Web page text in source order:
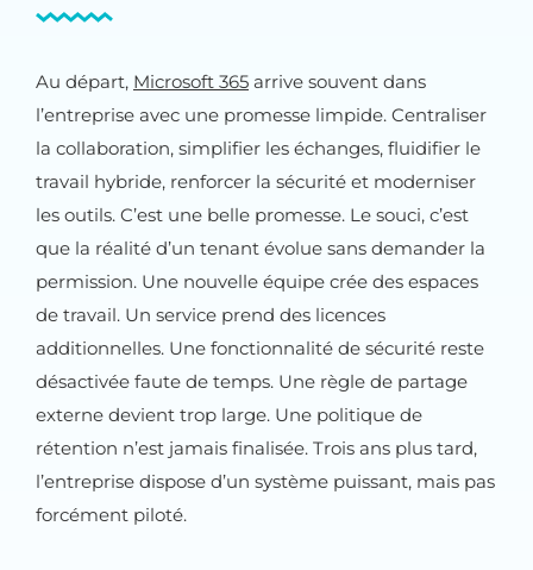
Au départ, Microsoft 365 arrive souvent dans
l’entreprise avec une promesse limpide. Centraliser
la collaboration, simplifier les échanges, fluidifier le
travail hybride, renforcer la sécurité et moderniser
les outils. C’est une belle promesse. Le souci, c’est
que la réalité d’un tenant évolue sans demander la
permission. Une nouvelle équipe crée des espaces
de travail. Un service prend des licences
additionnelles. Une fonctionnalité de sécurité reste
désactivée faute de temps. Une règle de partage
externe devient trop large. Une politique de
rétention n’est jamais finalisée. Trois ans plus tard,
l’entreprise dispose d’un système puissant, mais pas
forcément piloté.